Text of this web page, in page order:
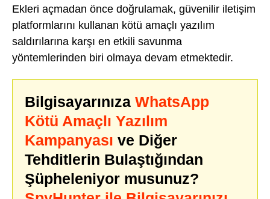
Ekleri açmadan önce doğrulamak, güvenilir iletişim
platformlarını kullanan kötü amaçlı yazılım
saldırılarına karşı en etkili savunma
yöntemlerinden biri olmaya devam etmektedir.
Bilgisayarınıza WhatsApp
Kötü Amaçlı Yazılım
Kampanyası ve Diğer
Tehditlerin Bulaştığından
Şüpheleniyor musunuz?